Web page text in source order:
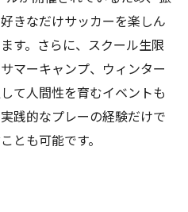
きなだけサッカーを楽しん
す。さらに、スクール生限
マーキャンプ、ウィンター
て人間性を育むイベントも
践的なプレーの経験だけで
とも可能です。